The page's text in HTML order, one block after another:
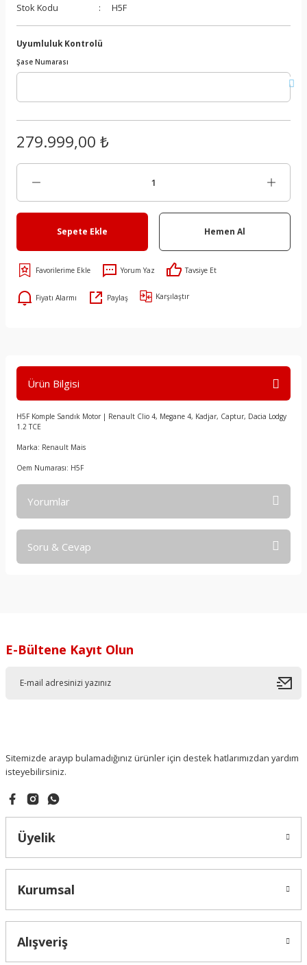
Stok Kodu
H5F
Uyumluluk Kontrolü
Şase Numarası
279.999,00 ₺
Sepete Ekle Hemen Al
Yorum Yaz Tavsiye Et
Fiyatı Alarmı Paylaş Karşılaştır
Ürün Bilgisi
H5F Komple Sandık Motor | Renault Clio 4, Megane 4, Kadjar, Captur, Dacia Lodgy
1.2 TCE
Marka: Renault Mais
Oem Numarası: H5F
Yorumlar
Soru & Cevap
E-Bültene Kayıt Olun
Sitemizde arayıp bulamadığınız ürünler için destek hatlarımızdan yardım
isteyebilirsiniz.
Üyelik
Kurumsal
Alışveriş